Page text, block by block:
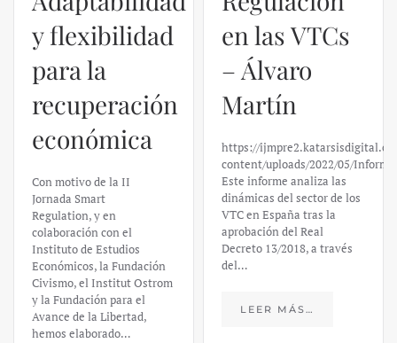
y flexibilidad
para la
recuperación
económica
Con motivo de la II
Jornada Smart
Regulation, y en
colaboración con el
Instituto de Estudios
Económicos, la Fundación
Civismo, el Institut Ostrom
y la Fundación para el
Avance de la Libertad,
hemos elaborado…
en las VTCs
– Álvaro
Martín
https://
content/uploads/2022/05/
Este informe analiza las
dinámicas del sector de los
VTC en España tras la
aprobación del Real
Decreto 13/2018, a través
del…
LEER MÁS…